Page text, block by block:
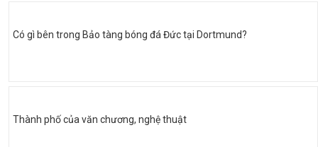
Có gì bên trong Bảo tàng bóng đá Đức tại Dortmund?
Thành phố của văn chương, nghệ thuật